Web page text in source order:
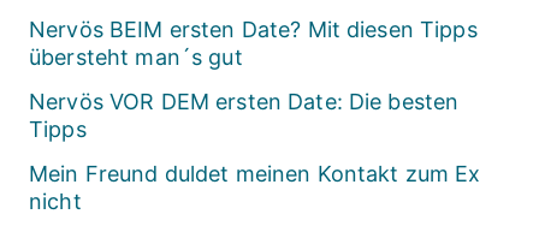
Nervös BEIM ersten Date? Mit diesen Tipps
übersteht man´s gut
Nervös VOR DEM ersten Date: Die besten
Tipps
Mein Freund duldet meinen Kontakt zum Ex
nicht